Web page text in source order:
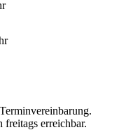
erreichbar.